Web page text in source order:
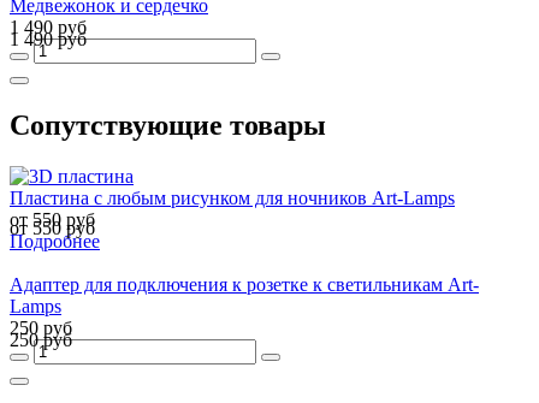
Медвежонок и сердечко
1 490 руб
1 490 руб
Сопутствующие товары
Пластина с любым рисунком для ночников Art-Lamps
от 550 руб
от 550 руб
Подробнее
Адаптер для подключения к розетке к светильникам Art-
Lamps
250 руб
250 руб